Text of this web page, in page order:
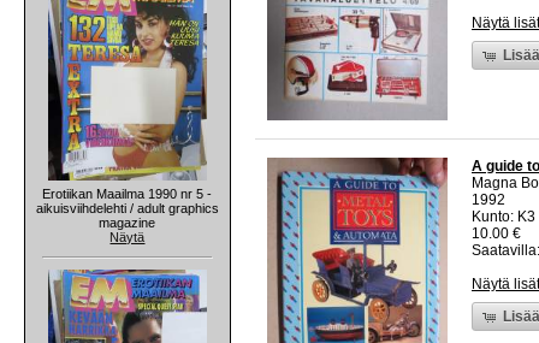
Erotiikan Maailma 1990 nr 5 -
aikuisviihdelehti / adult graphics
magazine
Näytä
Näytä
A guide
Magna
1992
Kunto:
10.00 €
Näytä